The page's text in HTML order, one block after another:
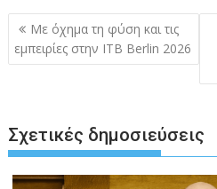
Πλοήγηση
άρθρων
Με όχημα τη φύση και τις
εμπειρίες στην ITB Berlin 2026
Σχετικές δημοσιεύσεις